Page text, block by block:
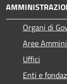
Organi di
Aree
Uffici
Enti e